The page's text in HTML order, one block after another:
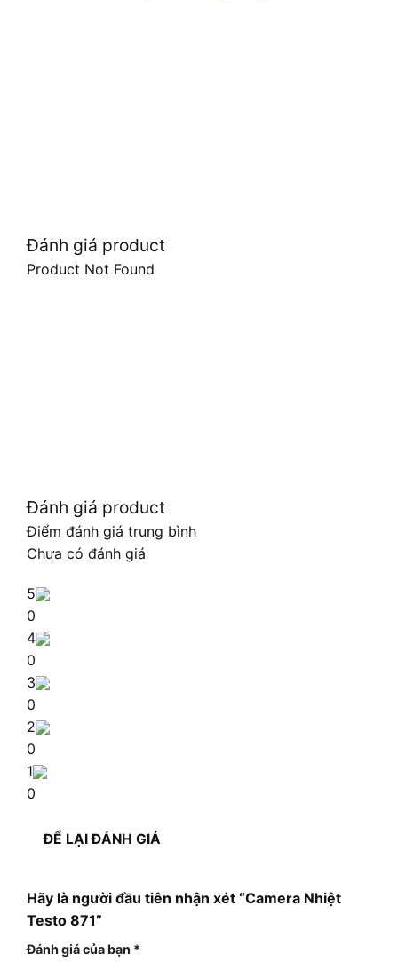
Đánh giá product
Product Not Found
Đánh giá product
Điểm đánh giá trung bình
Chưa có đánh giá
5
0
4
0
3
0
2
0
1
0
ĐỂ LẠI ĐÁNH GIÁ
Hãy là người đầu tiên nhận xét “Camera Nhiệt
Testo 871”
Đánh giá của bạn *